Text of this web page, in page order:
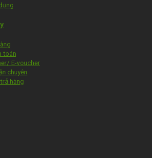
toán
E-voucher
chuyên
hàng